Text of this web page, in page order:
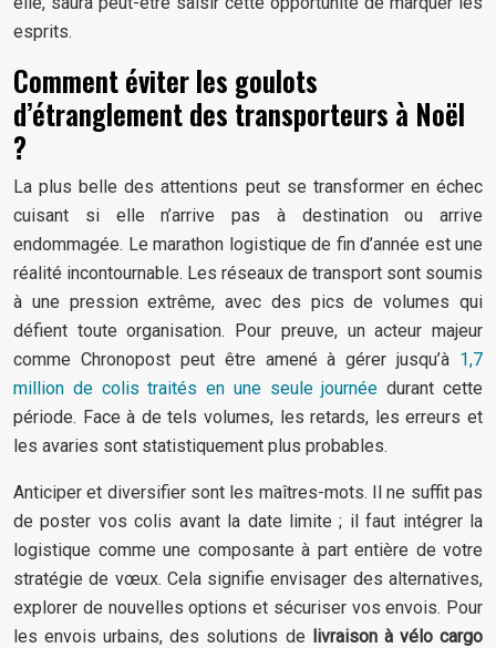
esprits.
Comment éviter les goulots
d’étranglement des transporteurs à Noël
?
La plus belle des attentions peut se transformer en échec
cuisant si elle n’arrive pas à destination ou arrive
endommagée. Le marathon logistique de fin d’année est une
réalité incontournable. Les réseaux de transport sont soumis
à une pression extrême, avec des pics de volumes qui
défient toute organisation. Pour preuve, un acteur majeur
comme Chronopost peut être amené à gérer jusqu’à 1,7
million de colis traités en une seule journée durant cette
période. Face à de tels volumes, les retards, les erreurs et
les avaries sont statistiquement plus probables.
Anticiper et diversifier sont les maîtres-mots. Il ne suffit pas
de poster vos colis avant la date limite ; il faut intégrer la
logistique comme une composante à part entière de votre
stratégie de vœux. Cela signifie envisager des alternatives,
explorer de nouvelles options et sécuriser vos envois. Pour
les envois urbains, des solutions de livraison à vélo cargo